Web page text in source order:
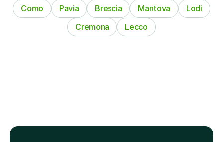
Como
Pavia Brescia Mantova
Lodi
Cremona
Lecco